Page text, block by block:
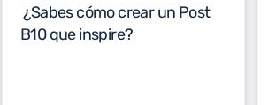
¿Sabes cómo crear un Post
B10 que inspire?